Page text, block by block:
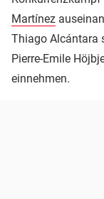
Martínez
Thiago Alcántara
Pierre-Emile
einnehmen.